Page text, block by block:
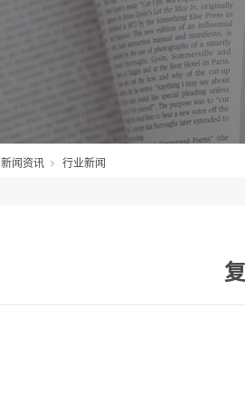
新闻资讯 行业新闻